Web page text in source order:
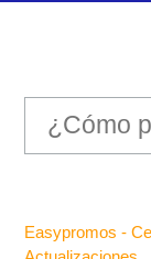
Easypromos -